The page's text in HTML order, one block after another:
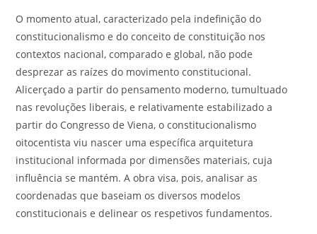
O momento atual, caracterizado pela indefinição do
constitucionalismo e do conceito de constituição nos
contextos nacional, comparado e global, não pode
desprezar as raízes do movimento constitucional.
Alicerçado a partir do pensamento moderno, tumultuado
nas revoluções liberais, e relativamente estabilizado a
partir do Congresso de Viena, o constitucionalismo
oitocentista viu nascer uma específica arquitetura
institucional informada por dimensões materiais, cuja
influência se mantém. A obra visa, pois, analisar as
coordenadas que baseiam os diversos modelos
constitucionais e delinear os respetivos fundamentos.